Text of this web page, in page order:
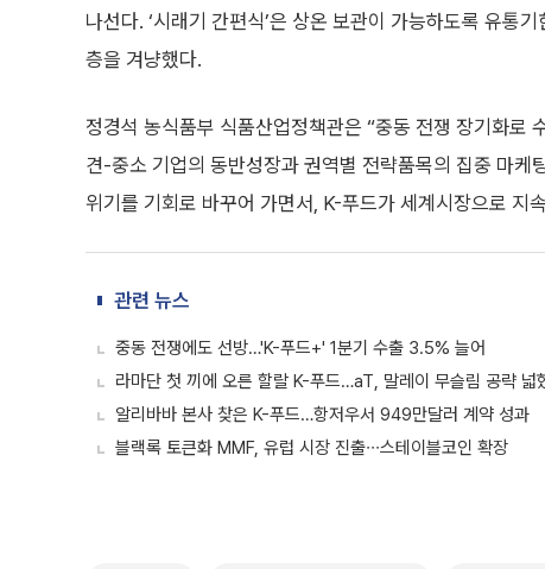
나선다. ‘시래기 간편식’은 상온 보관이 가능하도록 유통
층을 겨냥했다.
정경석 농식품부 식품산업정책관은 “중동 전쟁 장기화로
견-중소 기업의 동반성장과 권역별 전략품목의 집중 마케
위기를 기회로 바꾸어 가면서, K-푸드가 세계시장으로 지
관련 뉴스
중동 전쟁에도 선방…'K-푸드+' 1분기 수출 3.5% 늘어
라마단 첫 끼에 오른 할랄 K-푸드…aT, 말레이 무슬림 공략 넓
알리바바 본사 찾은 K-푸드…항저우서 949만달러 계약 성과
블랙록 토큰화 MMF, 유럽 시장 진출∙∙∙스테이블코인 확장